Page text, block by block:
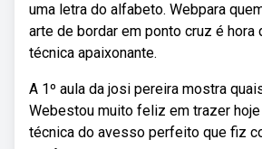
uma letra do alfabeto. Webpara
arte de bordar em ponto cruz é hora
técnica apaixonante.
A 1º aula da josi pereira mostra
Webestou muito feliz em trazer hoje
técnica do avesso perfeito que fiz